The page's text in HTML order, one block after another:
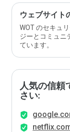
ウェブサイト
WOT のセキュ
ジーとコミュニ
ています。
人気の信頼
さい:
価し
ます
か？